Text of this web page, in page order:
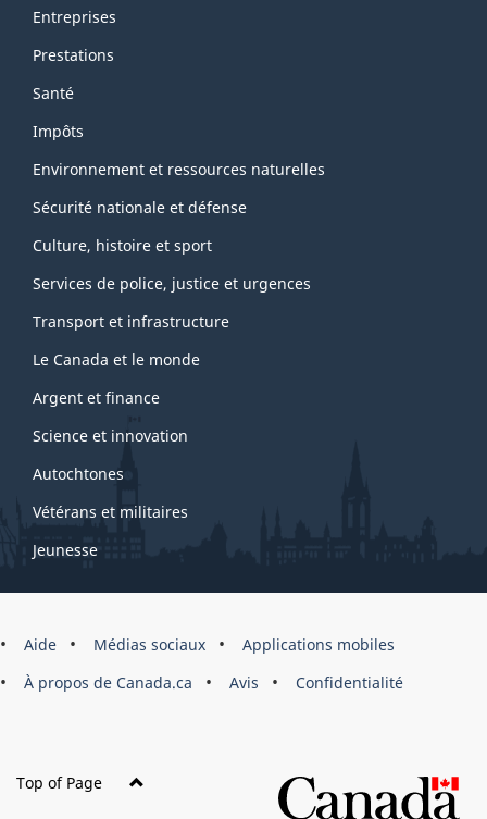
Entreprises
Prestations
Santé
Impôts
Environnement et ressources naturelles
Sécurité nationale et défense
Culture, histoire et sport
Services de police, justice et urgences
Transport et infrastructure
Le Canada et le monde
Argent et finance
Science et innovation
Autochtones
Vétérans et militaires
Jeunesse
Marque
site
Aide Médias sociaux
Applications mobiles
À propos de Canada.ca
Avis Confidentialité
Top of Page